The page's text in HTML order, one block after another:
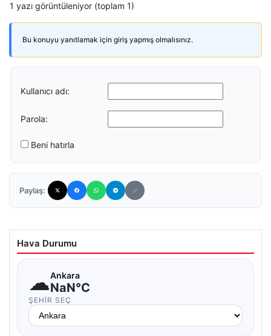
1 yazı görüntüleniyor (toplam 1)
Bu konuyu yanıtlamak için giriş yapmış olmalısınız.
Kullanıcı adı:
Parola:
Beni hatırla
Paylaş:
Hava Durumu
☁Ankara
NaN°C
ŞEHIR SEÇ